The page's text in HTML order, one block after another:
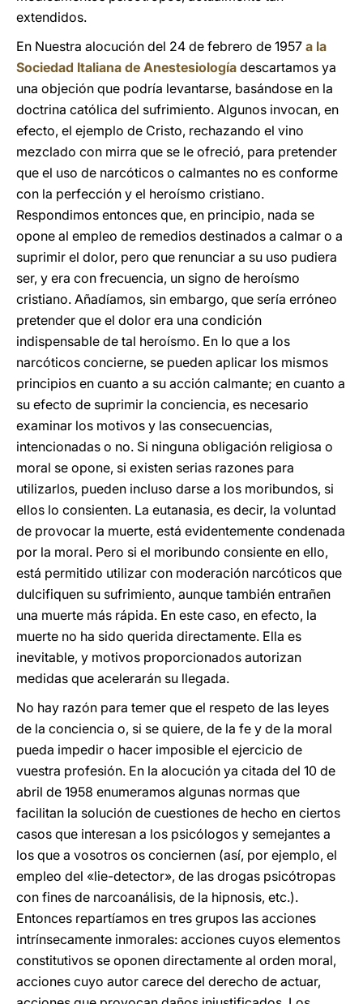
extendidos.
En Nuestra alocución del 24 de febrero de 1957 a la
Sociedad Italiana de Anestesiología descartamos ya
una objeción que podría levantarse, basándose en la
doctrina católica del sufrimiento. Algunos invocan, en
efecto, el ejemplo de Cristo, rechazando el vino
mezclado con mirra que se le ofreció, para pretender
que el uso de narcóticos o calmantes no es conforme
con la perfección y el heroísmo cristiano.
Respondimos entonces que, en principio, nada se
opone al empleo de remedios destinados a calmar o a
suprimir el dolor, pero que renunciar a su uso pudiera
ser, y era con frecuencia, un signo de heroísmo
cristiano. Añadíamos, sin embargo, que sería erróneo
pretender que el dolor era una condición
indispensable de tal heroísmo. En lo que a los
narcóticos concierne, se pueden aplicar los mismos
principios en cuanto a su acción calmante; en cuanto a
su efecto de suprimir la conciencia, es necesario
examinar los motivos y las consecuencias,
intencionadas o no. Si ninguna obligación religiosa o
moral se opone, si existen serias razones para
utilizarlos, pueden incluso darse a los moribundos, si
ellos lo consienten. La eutanasia, es decir, la voluntad
de provocar la muerte, está evidentemente condenada
por la moral. Pero si el moribundo consiente en ello,
está permitido utilizar con moderación narcóticos que
dulcifiquen su sufrimiento, aunque también entrañen
una muerte más rápida. En este caso, en efecto, la
muerte no ha sido querida directamente. Ella es
inevitable, y motivos proporcionados autorizan
medidas que acelerarán su llegada.
No hay razón para temer que el respeto de las leyes
de la conciencia o, si se quiere, de la fe y de la moral
pueda impedir o hacer imposible el ejercicio de
vuestra profesión. En la alocución ya citada del 10 de
abril de 1958 enumeramos algunas normas que
facilitan la solución de cuestiones de hecho en ciertos
casos que interesan a los psicólogos y semejantes a
los que a vosotros os conciernen (así, por ejemplo, el
empleo del «lie-detector», de las drogas psicótropas
con fines de narcoanálisis, de la hipnosis, etc.).
Entonces repartíamos en tres grupos las acciones
intrínsecamente inmorales: acciones cuyos elementos
constitutivos se oponen directamente al orden moral,
acciones cuyo autor carece del derecho de actuar,